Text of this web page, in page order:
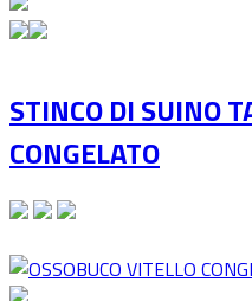
STINCO DI SUINO
CONGELATO